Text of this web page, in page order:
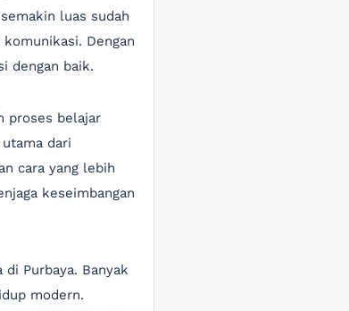
luas sudah
Dengan
dengan baik.
proses belajar
dari
cara yang lebih
keseimbangan
Purbaya. Banyak
modern.